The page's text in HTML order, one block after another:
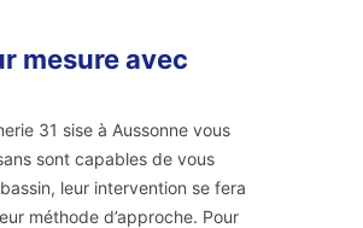
mesure avec
31 sise à Aussonne vous
sont capables de vous
leur intervention se fera
méthode d’approche. Pour